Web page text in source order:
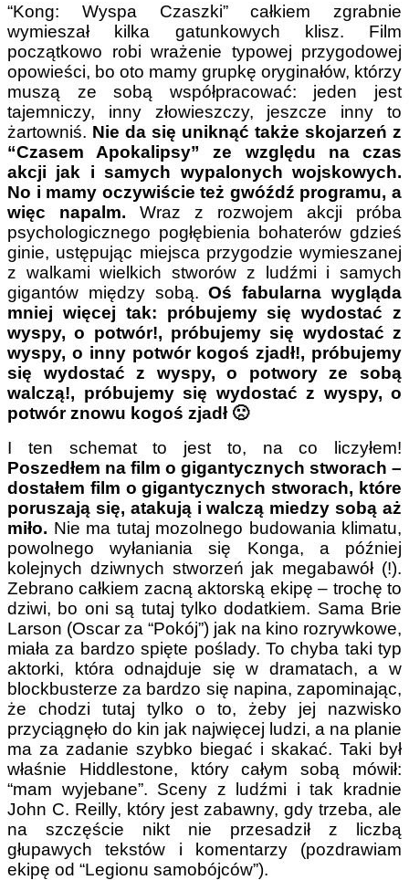
“Kong: Wyspa Czaszki” całkiem zgrabnie
wymieszał kilka gatunkowych klisz. Film
początkowo robi wrażenie typowej przygodowej
opowieści, bo oto mamy grupkę oryginałów, którzy
muszą ze sobą współpracować: jeden jest
tajemniczy, inny złowieszczy, jeszcze inny to
żartowniś. Nie da się uniknąć także skojarzeń z
“Czasem Apokalipsy” ze względu na czas
akcji jak i samych wypalonych wojskowych.
No i mamy oczywiście też gwóźdź programu, a
więc napalm. Wraz z rozwojem akcji próba
psychologicznego pogłębienia bohaterów gdzieś
ginie, ustępując miejsca przygodzie wymieszanej
z walkami wielkich stworów z ludźmi i samych
gigantów między sobą.Oś fabularna wygląda
mniej więcej tak: próbujemy się wydostać z
wyspy, o potwór!, próbujemy się wydostać z
wyspy, o inny potwór kogoś zjadł!, próbujemy
się wydostać z wyspy, o potwory ze sobą
walczą!, próbujemy się wydostać z wyspy, o
potwór znowu kogoś zjadł 🙁
I ten schemat to jest to, na co liczyłem!
Poszedłem na film o gigantycznych stworach –
dostałem film o gigantycznych stworach, które
poruszają się, atakują i walczą miedzy sobą aż
miło. Nie ma tutaj mozolnego budowania klimatu,
powolnego wyłaniania się Konga, a później
kolejnych dziwnych stworzeń jak megabawół (!).
Zebrano całkiem zacną aktorską ekipę – trochę to
dziwi, bo oni są tutaj tylko dodatkiem. Sama Brie
Larson (Oscar za “Pokój”) jak na kino rozrywkowe,
miała za bardzo spięte poślady. To chyba taki typ
aktorki, która odnajduje się w dramatach, a w
blockbusterze za bardzo się napina, zapominając,
że chodzi tutaj tylko o to, żeby jej nazwisko
przyciągnęło do kin jak najwięcej ludzi, a na planie
ma za zadanie szybko biegać i skakać. Taki był
właśnie Hiddlestone, który całym sobą mówił:
“mam wyjebane”. Sceny z ludźmi i tak kradnie
John C. Reilly, który jest zabawny, gdy trzeba, ale
na szczęście nikt nie przesadził z liczbą
głupawych tekstów i komentarzy (pozdrawiam
ekipę od “Legionu samobójców”).